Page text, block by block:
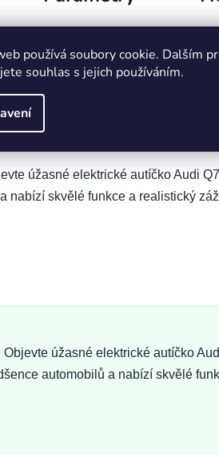
používá soubory cookie. Dalším
souhlas s jejich používáním.
autíčko Audi Q7,
Objevte úžasné elektrické
úžasné elektrické autíčko Audi
nabízí skvělé funkce a realistický
úžasné elektrické autíčko
automobilů a nabízí skvělé